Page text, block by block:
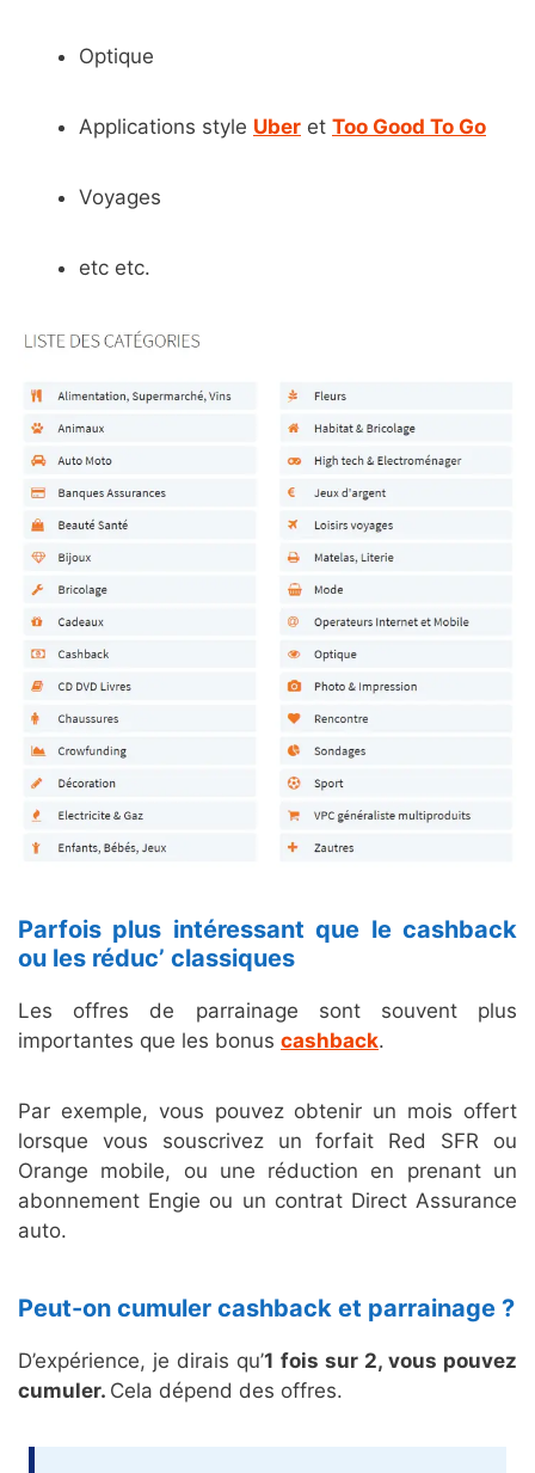
Optique
Applications style Uber et Too Good To Go
Voyages
etc etc.
Parfois plus intéressant que le cashback
ou les réduc’ classiques
Les offres de parrainage sont souvent plus
importantes que les bonus cashback.
Par exemple, vous pouvez obtenir un mois offert
lorsque vous souscrivez un forfait Red SFR ou
Orange mobile, ou une réduction en prenant un
abonnement Engie ou un contrat Direct Assurance
auto.
Peut-on cumuler cashback et parrainage ?
D’expérience, je dirais qu’1 fois sur 2, vous pouvez
cumuler. Cela dépend des offres.